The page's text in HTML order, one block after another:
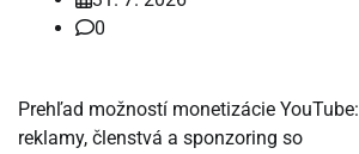
0
Prehľad možností monetizácie YouTube:
reklamy, členstvá a sponzoring so